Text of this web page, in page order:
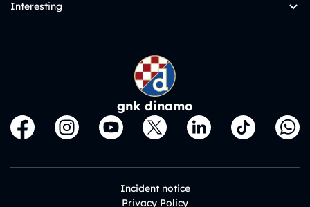
Interesting
gnk dinamo
Incident notice
Privacy Policy